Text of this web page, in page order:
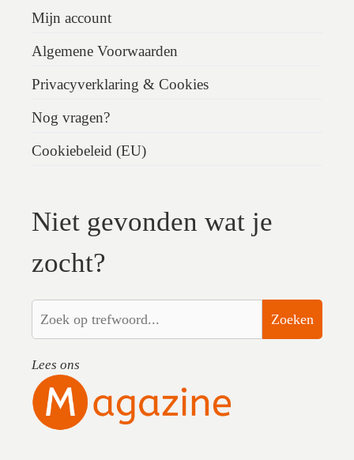
Mijn account
Algemene Voorwaarden
Privacyverklaring & Cookies
Nog vragen?
Cookiebeleid (EU)
Niet gevonden wat je
zocht?
Zoeken
Lees ons